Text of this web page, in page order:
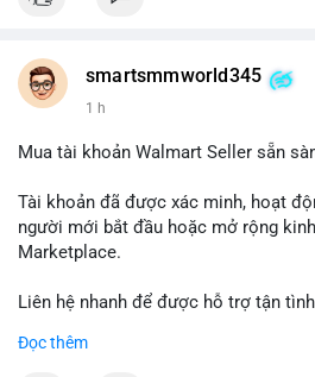
smartsmmworld345
1 h
Mua tài khoản Walmart Seller sẵn
Tài khoản đã được xác minh, hoạt
người mới bắt đầu hoặc mở rộng
Marketplace.
Liên hệ nhanh để được hỗ trợ tận
WhatsApp: +1 (605) 963-3652
Đọc thêm